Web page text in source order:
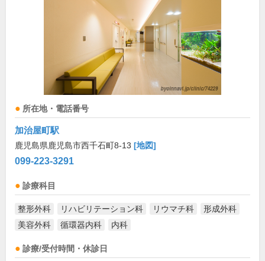
所在地・電話番号
加治屋町駅
鹿児島県鹿児島市西千石町8-13 [地図]
099-223-3291
診療科目
整形外科 リハビリテーション科 リウマチ科
形成外科
美容外科
循環器内科 内科
診療/受付時間・休診日